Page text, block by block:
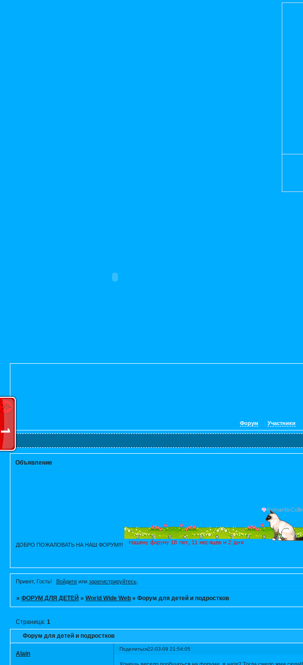
Форум Участники
Объявление
ДОБРО ПОЖАЛОВАТЬ НА НАШ ФОРУМ!!!
Привет, Гость! Войдитеили зарегистрируйтесь.
»ФОРУМ ДЛЯ ДЕТЕЙ »World Wide Web »Форум для детей и подростков
Форум для детей и подростков
Страница:1
Поделиться22-03-09 21:54:05
Alain